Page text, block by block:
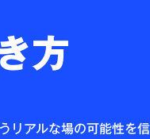
方
アルな場の可能性を信